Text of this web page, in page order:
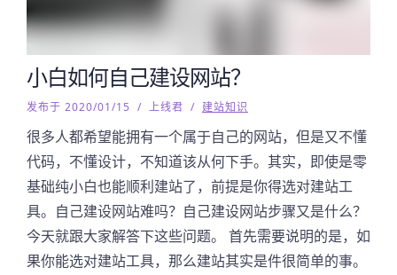
小白如何自己建设网站？
发布于 2020/01/15 / 上线君 / 建站知识
很多人都希望能拥有一个属于自己的网站，但是又不懂
代码，不懂设计，不知道该从何下手。其实，即使是零
基础纯小白也能顺利建站了，前提是你得选对建站工
具。自己建设网站难吗？自己建设网站步骤又是什么？
今天就跟大家解答下这些问题。 首先需要说明的是，如
果你能选对建站工具，那么建站其实是件很简单的事。